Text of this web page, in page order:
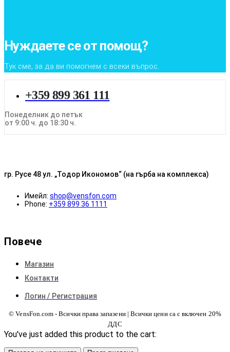
Нуждаете се от помощ?
Тук сме, за да ви помогнем с всеки въпрос.
+359 899 361 111
Понеделник до петък
от 9:00 ч. до 18:30 ч.
гр. Русе 48 ул. „Тодор Икономов“ (на гърба на комплекса)
Имейл: shop@vensfon.com
Phone: +359 899 36 1111
Повече
Магазин
Контакти
Логин / Регистрация
© VensFon.com - Всички права запазени | Всички цени са с включен 20%
ДДС
You've just added this product to the cart: